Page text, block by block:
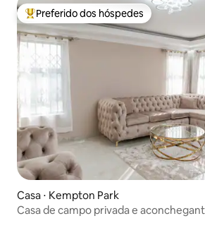
Entre os melhores preferidos dos
Preferido dos hóspedes
Casa ⋅ Kempton Park
Casa de campo privada e